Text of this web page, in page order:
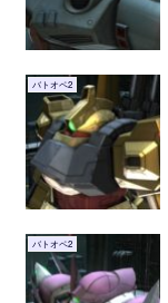
バトオペ2
バトオペ2